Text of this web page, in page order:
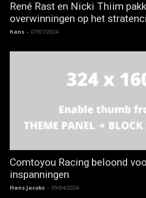
René Rast en Nicki Thiim
overwinningen op het
hans - 07/07/2024
Comtoyou Racing beloond
inspanningen
Hans Jacobs - 09/04/2024